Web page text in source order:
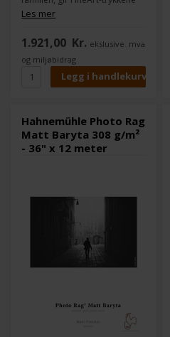
en helt unik karakter og
kunstnerisk tone.
inneholder ingen optiske
blekemidler og har en veldig
fin, diskret overflate.
Kombinert med det matte
førsteklasses blekkbelegget
imponerende gjengivelse av
livlige farger, detaljer og dype
svarte farger.
Les mer
1.921,00 Kr. ekslusive. mva
og miljøbidrag
Hahnemühle Photo Rag
Matt Baryta 308 g/m²
- 36" x 12 meter